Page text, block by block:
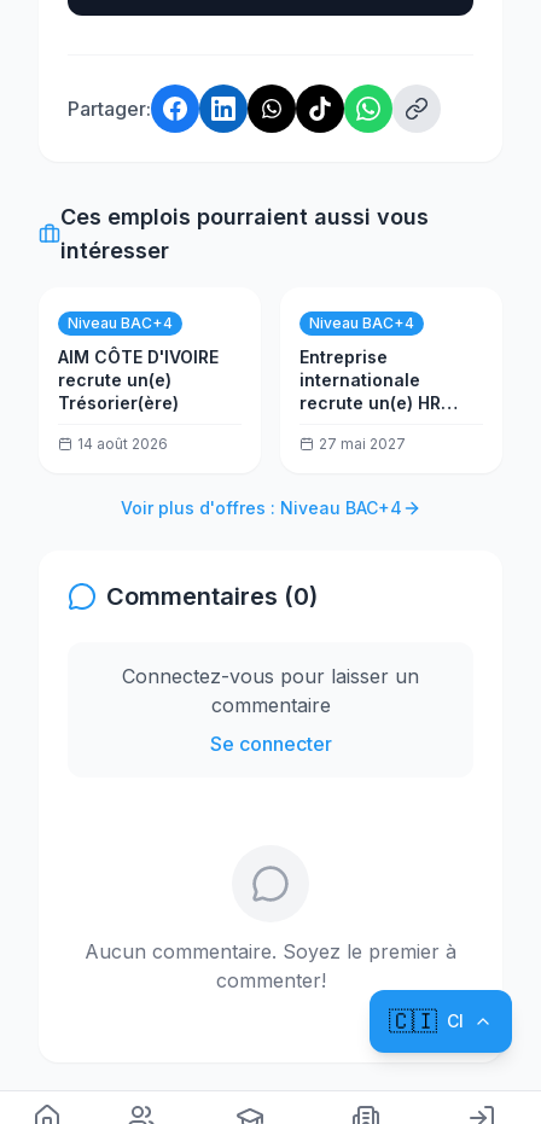
Partager:
Ces emplois pourraient aussi vous
intéresser
Niveau BAC+4
AIM CÔTE D'IVOIRE
recrute un(e)
Trésorier(ère)
14 août 2026
Niveau BAC+4
Entreprise
internationale
recrute un(e) HR
27 mai 2027
Voir plus d'offres : Niveau BAC+4
Commentaires (0)
Connectez-vous pour laisser un
commentaire
Se connecter
Aucun commentaire. Soyez le premier à
commenter!
🇨🇮 CI